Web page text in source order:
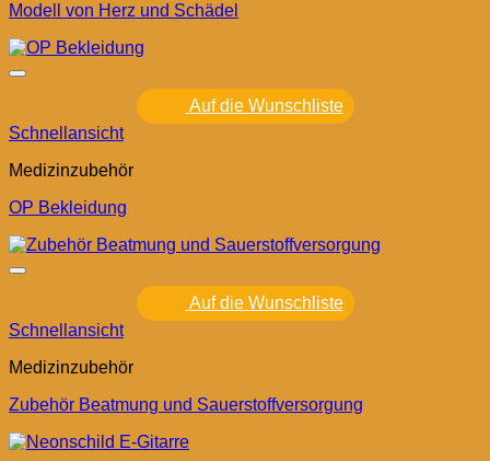
Modell von Herz und Schädel
Auf die Wunschliste
Schnellansicht
Medizinzubehör
OP Bekleidung
Auf die Wunschliste
Schnellansicht
Medizinzubehör
Zubehör Beatmung und Sauerstoffversorgung